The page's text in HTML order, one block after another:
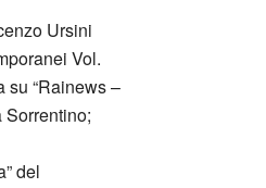
Ursini
Vol.
su “Rainews –
del